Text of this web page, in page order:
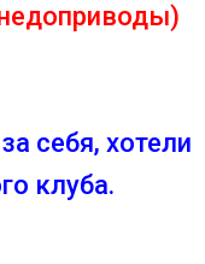
себя, хотели
клуба.